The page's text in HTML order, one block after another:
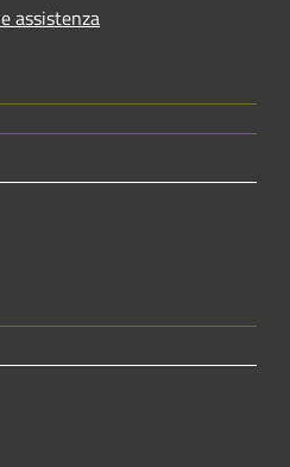
assistenza